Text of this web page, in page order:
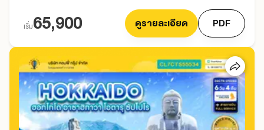
เริ่ม65,900 ดูรายละเอียด PDF